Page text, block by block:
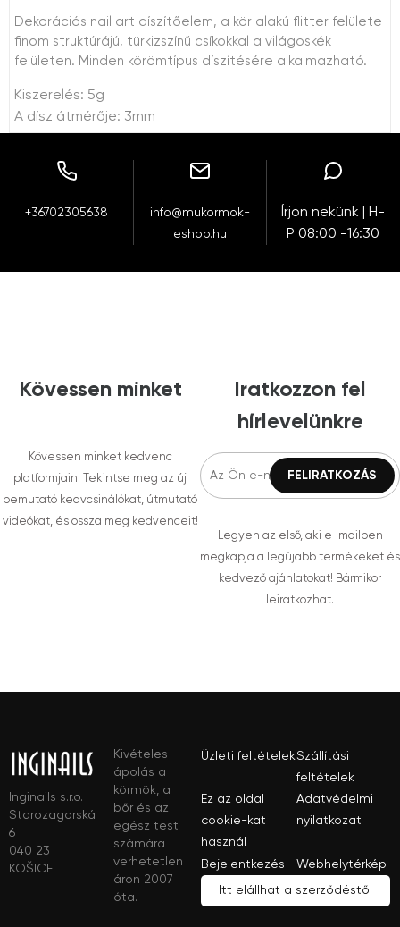
Dekorációs nail art díszítőelem, a kör alakú flitter felülete
finom struktúrájú, türkizszínű csíkokkal a világoskék
felületen. Minden körömtípus díszítésére alkalmazható.
Kiszerelés: 5g
A dísz átmérője: 3mm
+36702305638
info@mukormok-
eshop.hu
Írjon nekünk | H-
P 08:00 -16:30
Kövessen minket
Kövessen minket kedvenc
platformjain. Tekintse meg az új
bemutató kedvcsinálókat, útmutató
videókat, és ossza meg kedvenceit!
Iratkozzon fel
hírlevelünkre
Legyen az első, aki e-mailben
megkapja a legújabb termékeket és
kedvező ajánlatokat! Bármikor
leiratkozhat.
Inginails s.r.o.
Starozagorská
6
040 23
KOŠICE
Kivételes
ápolás a
körmök, a
bőr és az
egész test
számára
verhetetlen
áron 2007
óta.
Üzleti feltételekSzállítási
feltételek
Ez az oldal
cookie-kat
használ
Adatvédelmi
nyilatkozat
Bejelentkezés Webhelytérkép
Itt elállhat a szerződéstől